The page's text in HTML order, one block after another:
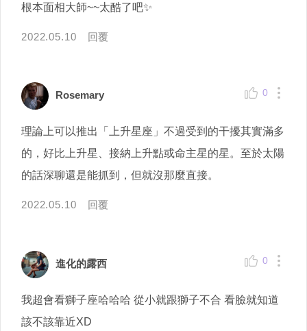
根本面相大師~~太酷了吧✨
2022.05.10 回覆
Rosemary 0
理論上可以推出「上升星座」不過受到的干擾其實滿多
的，好比上升星、接納上升點或命主星的星。至於太陽
的話深聊還是能抓到，但就沒那麼直接。
2022.05.10 回覆
進化的露西 0
我超會看獅子座哈哈哈 從小就跟獅子不合 看臉就知道
該不該靠近XD